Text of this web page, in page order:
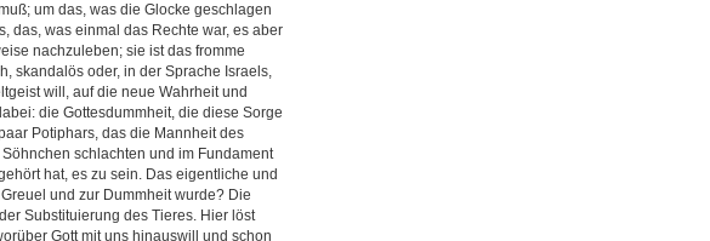
um das, was die Glocke geschlagen
das, was einmal das Rechte war, es aber
nachzuleben; sie ist das fromme
skandalös oder, in der Sprache Israels,
will, auf die neue Wahrheit und
die Gottesdummheit, die diese Sorge
Potiphars, das die Mannheit des
schlachten und im Fundament
hat, es zu sein. Das eigentliche und
und zur Dummheit wurde? Die
Substituierung des Tieres. Hier löst
Gott mit uns hinauswill und schon